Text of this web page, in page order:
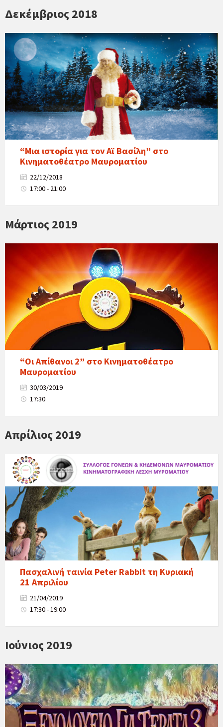
Δεκέμβριος 2018
“Μια ιστορία για τον Αϊ Βασίλη” στο
Κινηματοθέατρο Μαυροματίου
22/12/2018
17:00 - 21:00
Μάρτιος 2019
“Οι Απίθανοι 2” στο Κινηματοθέατρο
Μαυροματίου
30/03/2019
17:30
Απρίλιος 2019
Πασχαλινή ταινία Peter Rabbit τη Κυριακή
21 Απριλίου
21/04/2019
17:30 - 19:00
Ιούνιος 2019